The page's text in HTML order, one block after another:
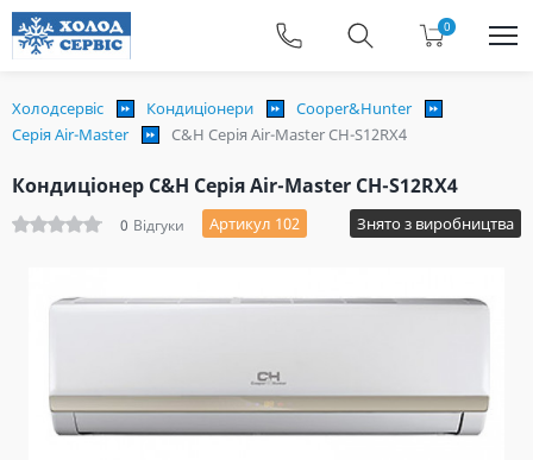
0
Холодсервіс Кондиціонери
Cooper&Hunter
Серія Air-Master
C&H Серія Air-Master CH-S12RX4
Кондиціонер C&H Серія Air-Master CH-S12RX4
0 Відгуки Артикул 102 Знято з виробництва